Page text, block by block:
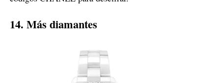
14. Más diamantes